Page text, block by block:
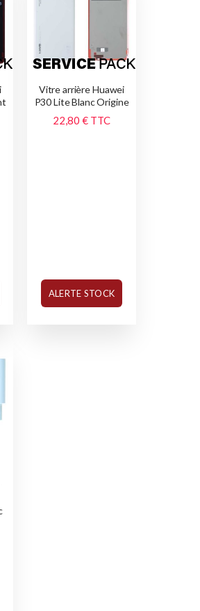
Vitre arrière Huawei
P30 Lite Blanc Origine
22,80 € TTC
ALERTE STOCK